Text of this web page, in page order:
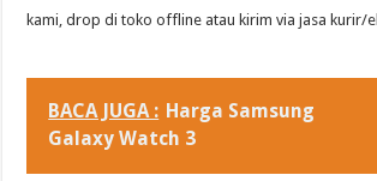
kami, drop di toko offline atau kirim via jasa kurir/
BACA JUGA : Harga Samsung
Galaxy Watch 3